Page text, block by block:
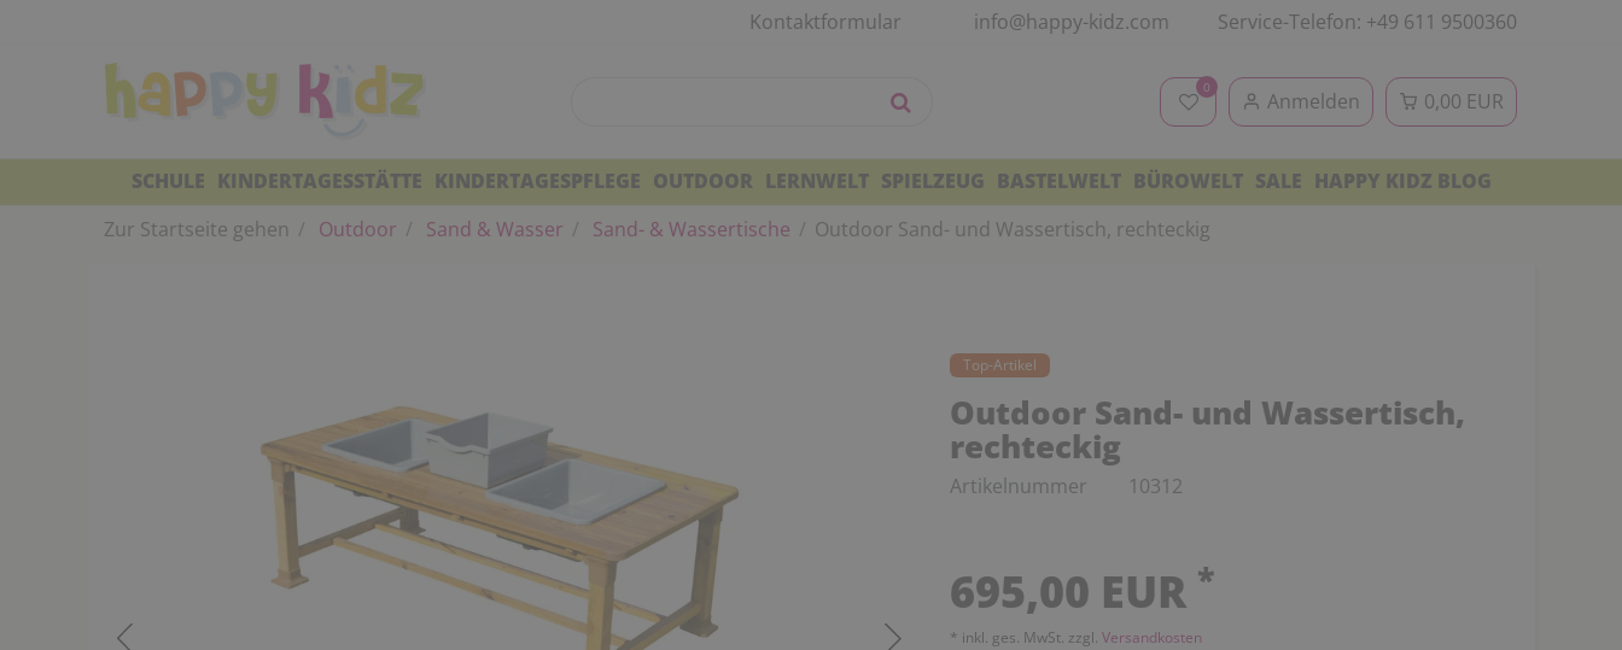
Kontaktformular info@happy-kidz.com Service-Telefon: +49 611 9500360
0
Anmelden 0,00 EUR
SCHULE KINDERTAGESSTÄTTE KINDERTAGESPFLEGE OUTDOOR LERNWELT SPIELZEUG BASTELWELT BÜROWELT SALE HAPPY KIDZ BLOG
Zur Startseite gehen
Outdoor Sand & Wasser Sand- & Wassertische Outdoor Sand- und Wassertisch, rechteckig
Top-Artikel
Outdoor Sand- und Wassertisch,
rechteckig
Artikelnummer 10312
695,00 EUR *
* inkl. ges. MwSt. zzgl. Versandkosten